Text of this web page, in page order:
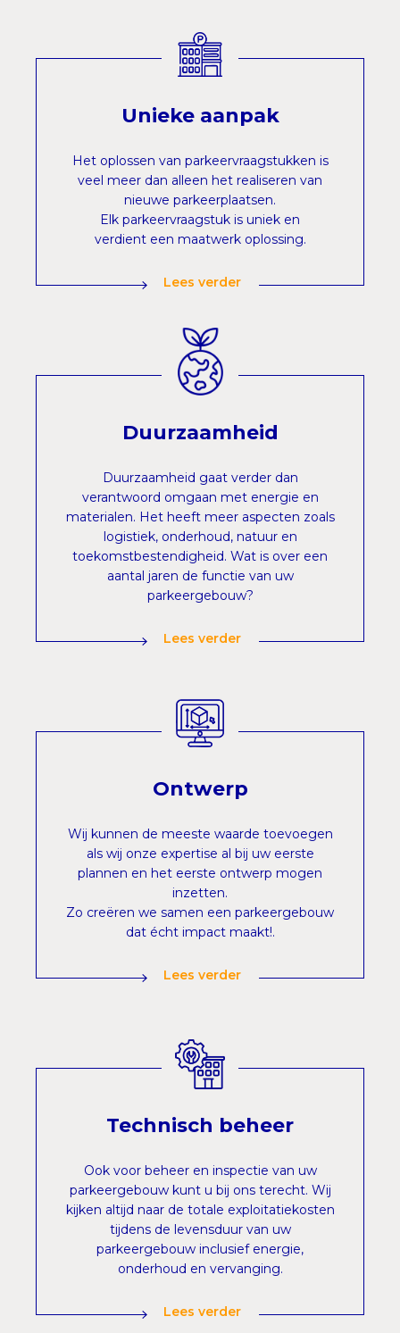
Unieke aanpak
Het oplossen van parkeervraagstukken is
veel meer dan alleen het realiseren van
nieuwe parkeerplaatsen.
Elk parkeervraagstuk is uniek en
verdient een maatwerk oplossing.
Lees verder
Duurzaamheid
Duurzaamheid gaat verder dan
verantwoord omgaan met energie en
materialen. Het heeft meer aspecten zoals
logistiek, onderhoud, natuur en
toekomstbestendigheid. Wat is over een
aantal jaren de functie van uw
parkeergebouw?
Lees verder
Ontwerp
Wij kunnen de meeste waarde toevoegen
als wij onze expertise al bij uw eerste
plannen en het eerste ontwerp mogen
inzetten.
Zo creëren we samen een parkeergebouw
dat écht impact maakt!.
Lees verder
Technisch beheer
Ook voor beheer en inspectie van uw
parkeergebouw kunt u bij ons terecht. Wij
kijken altijd naar de totale exploitatiekosten
tijdens de levensduur van uw
parkeergebouw inclusief energie,
onderhoud en vervanging.
Lees verder